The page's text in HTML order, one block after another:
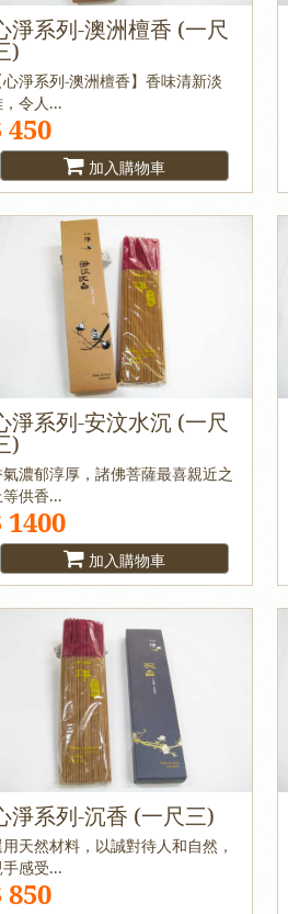
淨系列-澳洲檀香 (一尺
)
心淨系列-澳洲檀香】香味清新淡
，令人...
450
加入購物車
淨系列-安汶水沉 (一尺
)
氣濃郁淳厚，諸佛菩薩最喜親近之
等供香...
1400
加入購物車
淨系列-沉香 (一尺三)
天然材料，以誠對待人和自然，
手感受...
850